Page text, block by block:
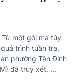
một gói ma túy
trình tuần tra,
phường Tân Định
đã truy xét, ...